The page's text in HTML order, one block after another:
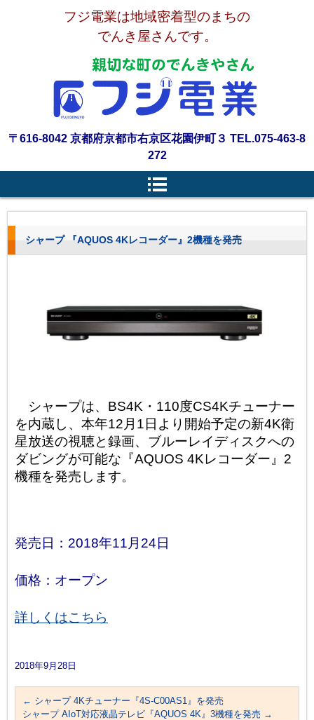
フジ電業は地域密着型のまちの
でんき屋さんです。
〒616-8042 京都府京都市右京区花園伊町３ TEL.075-463-8
272
シャープ 『AQUOS 4Kレコーダー』2機種を発売
シャープは、BS4K・110度CS4Kチューナー
を内蔵し、本年12月1日より開始予定の新4K衛
星放送の視聴と録画、ブルーレイディスクへの
ダビングが可能な『AQUOS 4Kレコーダー』2
機種を発売します。
発売日：2018年11月24日
価格：オープン
詳しくはこちら
2018年9月28日
← シャープ 4Kチューナー『4S-C00AS1』を発売
シャープ AIoT対応液晶テレビ『AQUOS 4K』3機種を発売 →